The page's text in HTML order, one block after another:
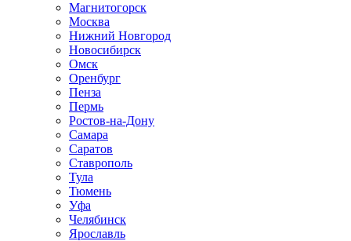
Магнитогорск
Москва
Нижний Новгород
Новосибирск
Омск
Оренбург
Пенза
Пермь
Ростов-на-Дону
Самара
Саратов
Ставрополь
Тула
Тюмень
Уфа
Челябинск
Ярославль